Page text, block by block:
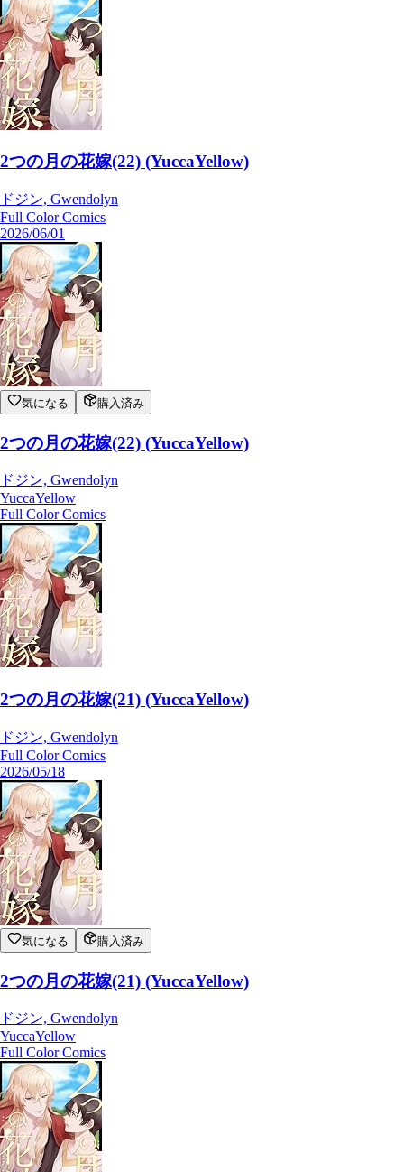
2つの月の花嫁(22) (YuccaYellow)
ドジン, Gwendolyn
Full Color Comics
2026/06/01
気になる 購入済み
2つの月の花嫁(22) (YuccaYellow)
ドジン, Gwendolyn
YuccaYellow
Full Color Comics
2つの月の花嫁(21) (YuccaYellow)
ドジン, Gwendolyn
Full Color Comics
2026/05/18
気になる 購入済み
2つの月の花嫁(21) (YuccaYellow)
ドジン, Gwendolyn
YuccaYellow
Full Color Comics